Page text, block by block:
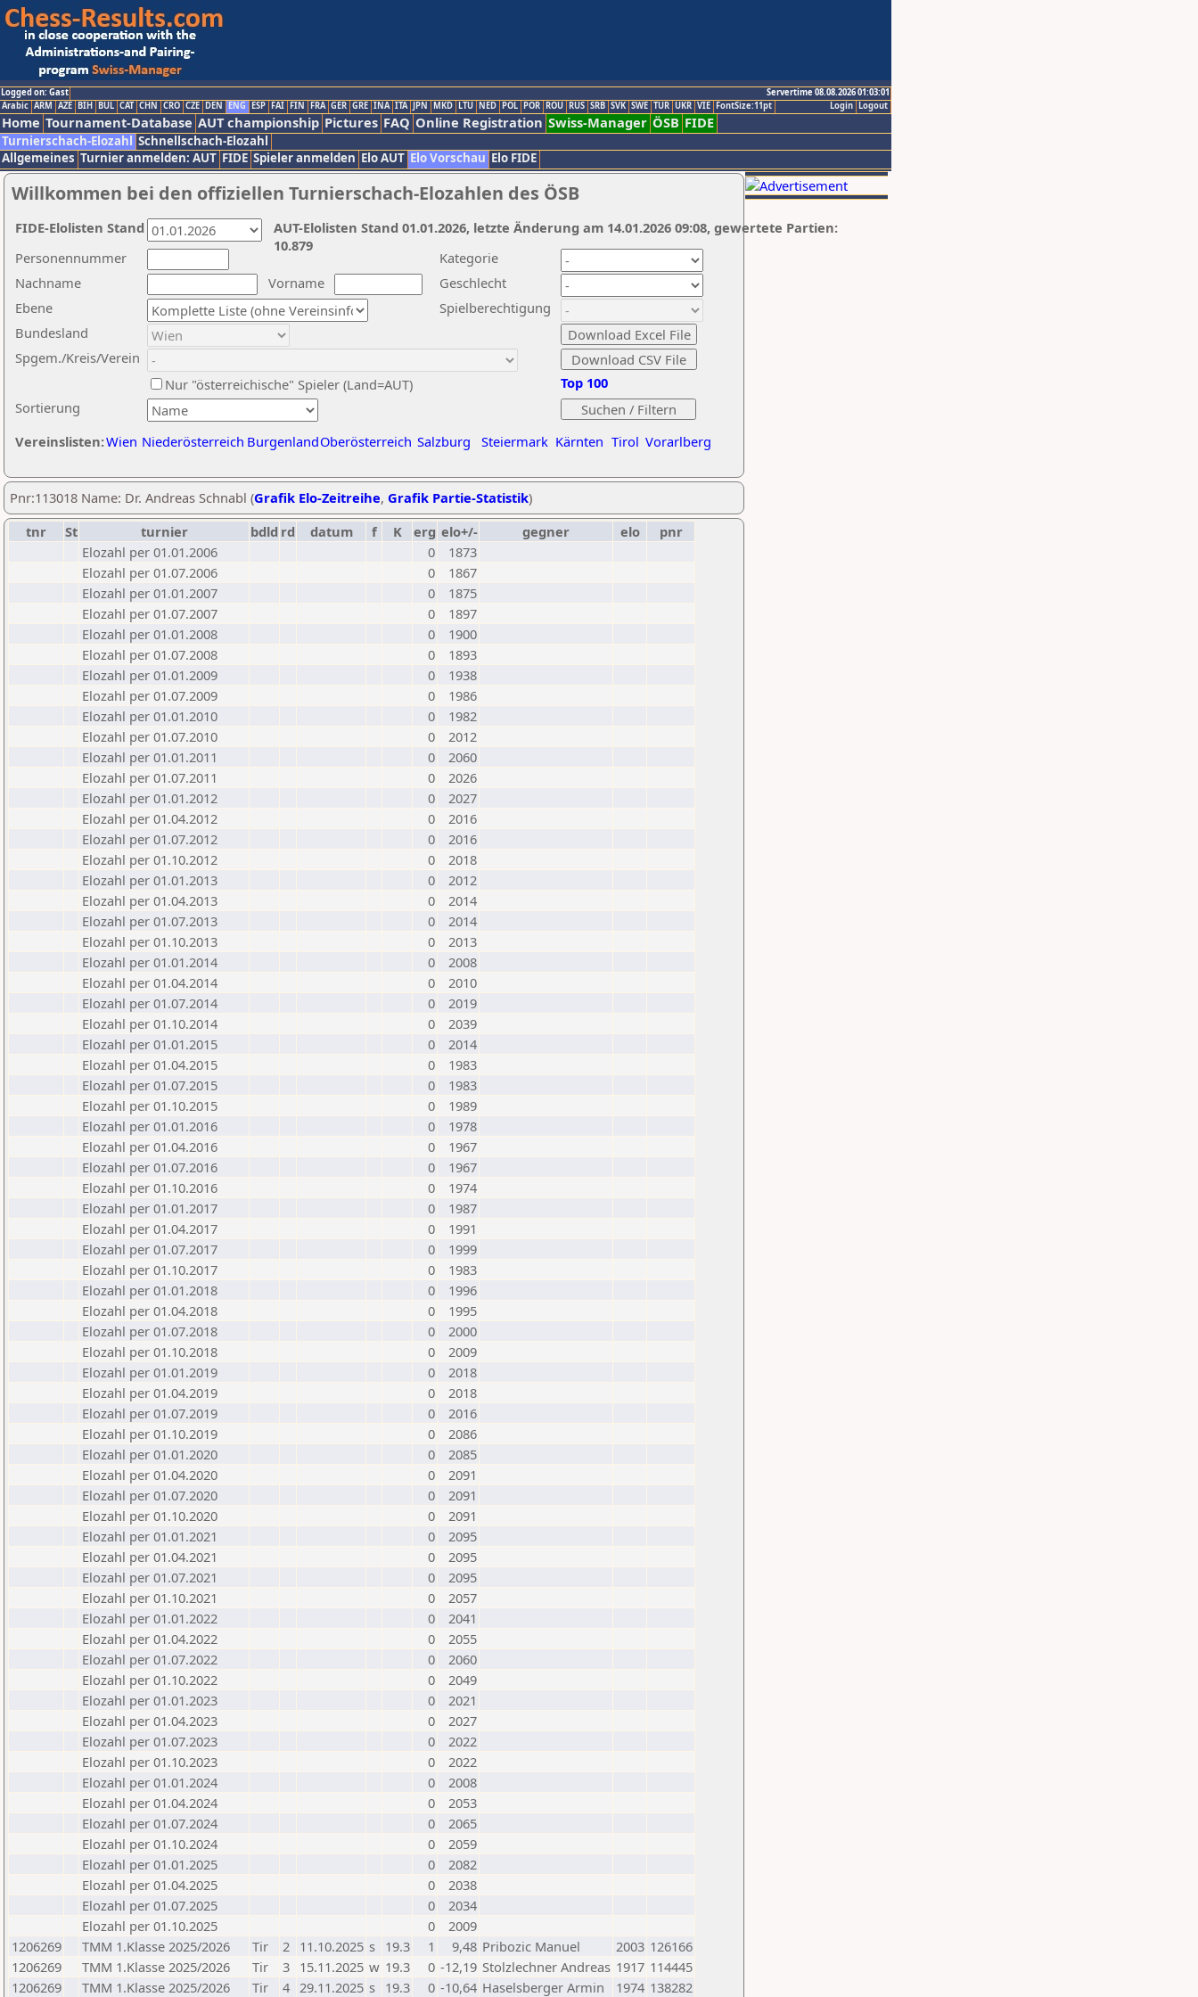
Logged on: Gast
Servertime 08.08.2026 01:03:01
Logout
Login
Arabic ARM AZE BIH BUL CAT CHN CRO CZE DEN ENG ESP FAI FIN FRA GER GRE INA ITA JPN MKD LTU NED POL POR ROU RUS SRB SVK SWE TUR UKR VIE FontSize:11pt
Home Tournament-Database AUT championship Pictures FAQ Online Registration Swiss-Manager ÖSB FIDE
Turnierschach-Elozahl Schnellschach-Elozahl
Allgemeines Turnier anmelden: AUT FIDE Spieler anmelden Elo AUT Elo Vorschau Elo FIDE
Willkommen bei den offiziellen Turnierschach-Elozahlen des ÖSB
Nachname
Vorname
Ebene
Kategorie
Sortierung
Personennummer
Bundesland
Spgem./Kreis/Verein
Geschlecht
Nur "österreichische" Spieler (Land=AUT)
Spielberechtigung
Vereinslisten:Wien Niederösterreich BurgenlandOberösterreich Salzburg Steiermark Kärnten Tirol Vorarlberg
Top 100
AUT-Elolisten Stand 01.01.2026, letzte Änderung am 14.01.2026 09:08, gewertete Partien:
10.879
FIDE-Elolisten Stand
Pnr:113018 Name: Dr. Andreas Schnabl (Grafik Elo-Zeitreihe, Grafik Partie-Statistik)
tnr
St turnier bdld rd datum f K erg elo+/- gegner elo
pnr
Elozahl per 01.01.2006
0
1873
Elozahl per 01.07.2006
0
1867
Elozahl per 01.01.2007
0
1875
Elozahl per 01.07.2007
0
1897
Elozahl per 01.01.2008
0
1900
Elozahl per 01.07.2008
0
1893
Elozahl per 01.01.2009
0
1938
Elozahl per 01.07.2009
0
1986
Elozahl per 01.01.2010
0
1982
Elozahl per 01.07.2010
0
2012
Elozahl per 01.01.2011
0
2060
Elozahl per 01.07.2011
0
2026
Elozahl per 01.01.2012
0
2027
Elozahl per 01.04.2012
0
2016
Elozahl per 01.07.2012
0
2016
Elozahl per 01.10.2012
0
2018
Elozahl per 01.01.2013
0
2012
Elozahl per 01.04.2013
0
2014
Elozahl per 01.07.2013
0
2014
Elozahl per 01.10.2013
0
2013
Elozahl per 01.01.2014
0
2008
Elozahl per 01.04.2014
0
2010
Elozahl per 01.07.2014
0
2019
Elozahl per 01.10.2014
0
2039
Elozahl per 01.01.2015
0
2014
Elozahl per 01.04.2015
0
1983
Elozahl per 01.07.2015
0
1983
Elozahl per 01.10.2015
0
1989
Elozahl per 01.01.2016
0
1978
Elozahl per 01.04.2016
0
1967
Elozahl per 01.07.2016
0
1967
Elozahl per 01.10.2016
0
1974
Elozahl per 01.01.2017
0
1987
Elozahl per 01.04.2017
0
1991
Elozahl per 01.07.2017
0
1999
Elozahl per 01.10.2017
0
1983
Elozahl per 01.01.2018
0
1996
Elozahl per 01.04.2018
0
1995
Elozahl per 01.07.2018
0
2000
Elozahl per 01.10.2018
0
2009
Elozahl per 01.01.2019
0
2018
Elozahl per 01.04.2019
0
2018
Elozahl per 01.07.2019
0
2016
Elozahl per 01.10.2019
0
2086
Elozahl per 01.01.2020
0
2085
Elozahl per 01.04.2020
0
2091
Elozahl per 01.07.2020
0
2091
Elozahl per 01.10.2020
0
2091
Elozahl per 01.01.2021
0
2095
Elozahl per 01.04.2021
0
2095
Elozahl per 01.07.2021
0
2095
Elozahl per 01.10.2021
0
2057
Elozahl per 01.01.2022
0
2041
Elozahl per 01.04.2022
0
2055
Elozahl per 01.07.2022
0
2060
Elozahl per 01.10.2022
0
2049
Elozahl per 01.01.2023
0
2021
Elozahl per 01.04.2023
0
2027
Elozahl per 01.07.2023
0
2022
Elozahl per 01.10.2023
0
2022
Elozahl per 01.01.2024
0
2008
Elozahl per 01.04.2024
0
2053
Elozahl per 01.07.2024
0
2065
Elozahl per 01.10.2024
0
2059
Elozahl per 01.01.2025
0
2082
Elozahl per 01.04.2025
0
2038
Elozahl per 01.07.2025
0
2034
Elozahl per 01.10.2025
0
2009
1206269
TMM 1.Klasse 2025/2026 Tir 2 11.10.2025 s 19.3 1 9,48 Pribozic Manuel 2003 126166
1206269
TMM 1.Klasse 2025/2026 Tir 3 15.11.2025 w 19.3 0 -12,19 Stolzlechner Andreas 1917 114445
1206269
TMM 1.Klasse 2025/2026 Tir 4 29.11.2025 s 19.3 0 -10,64 Haselsberger Armin 1974 138282